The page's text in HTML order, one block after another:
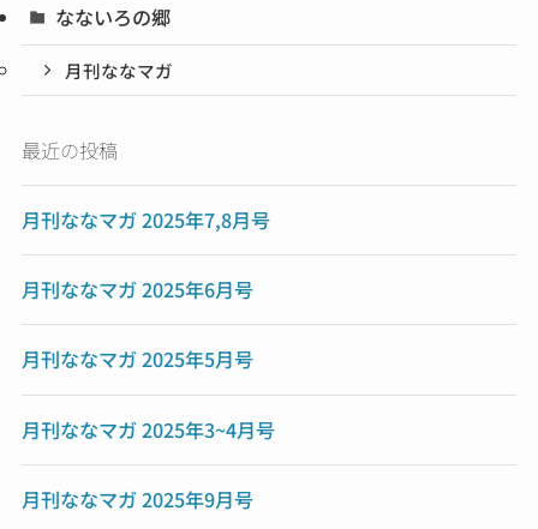
なないろの郷
月刊ななマガ
最近の投稿
月刊ななマガ 2025年7,8月号
月刊ななマガ 2025年6月号
月刊ななマガ 2025年5月号
月刊ななマガ 2025年3~4月号
月刊ななマガ 2025年9月号